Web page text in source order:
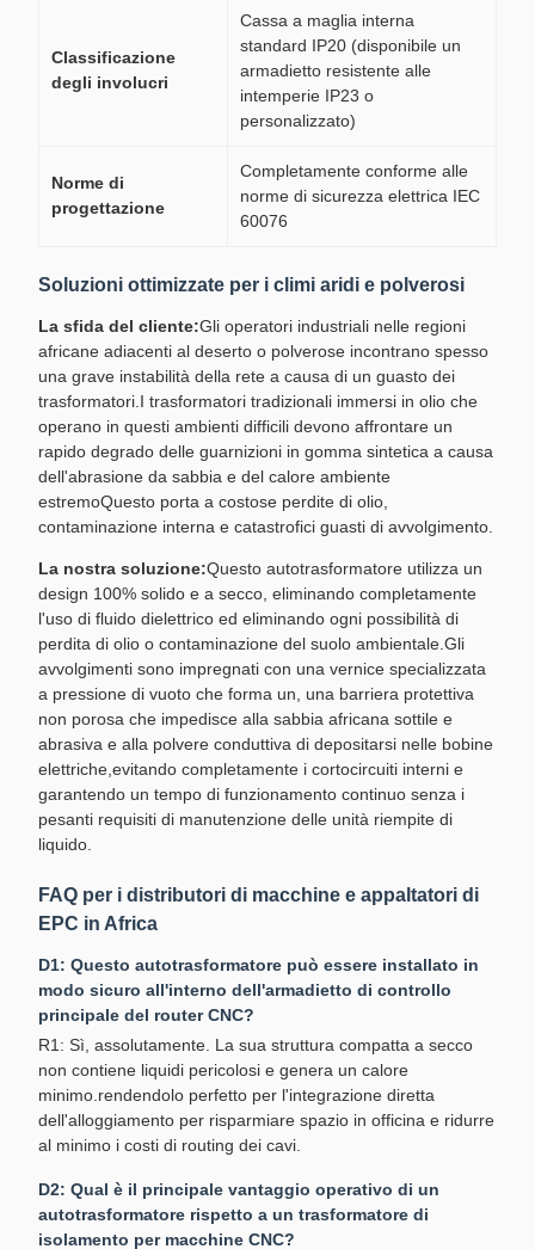
Classificazione
degli involucri
Cassa a maglia interna
standard IP20 (disponibile un
armadietto resistente alle
intemperie IP23 o
personalizzato)
Norme di
progettazione
Completamente conforme alle
norme di sicurezza elettrica IEC
60076
Soluzioni ottimizzate per i climi aridi e polverosi
La sfida del cliente:Gli operatori industriali nelle regioni
africane adiacenti al deserto o polverose incontrano spesso
una grave instabilità della rete a causa di un guasto dei
trasformatori.I trasformatori tradizionali immersi in olio che
operano in questi ambienti difficili devono affrontare un
rapido degrado delle guarnizioni in gomma sintetica a causa
dell'abrasione da sabbia e del calore ambiente
estremoQuesto porta a costose perdite di olio,
contaminazione interna e catastrofici guasti di avvolgimento.
La nostra soluzione:Questo autotrasformatore utilizza un
design 100% solido e a secco, eliminando completamente
l'uso di fluido dielettrico ed eliminando ogni possibilità di
perdita di olio o contaminazione del suolo ambientale.Gli
avvolgimenti sono impregnati con una vernice specializzata
a pressione di vuoto che forma un, una barriera protettiva
non porosa che impedisce alla sabbia africana sottile e
abrasiva e alla polvere conduttiva di depositarsi nelle bobine
elettriche,evitando completamente i cortocircuiti interni e
garantendo un tempo di funzionamento continuo senza i
pesanti requisiti di manutenzione delle unità riempite di
liquido.
FAQ per i distributori di macchine e appaltatori di
EPC in Africa
D1: Questo autotrasformatore può essere installato in
modo sicuro all'interno dell'armadietto di controllo
principale del router CNC?
R1: Sì, assolutamente. La sua struttura compatta a secco
non contiene liquidi pericolosi e genera un calore
minimo.rendendolo perfetto per l'integrazione diretta
dell'alloggiamento per risparmiare spazio in officina e ridurre
al minimo i costi di routing dei cavi.
D2: Qual è il principale vantaggio operativo di un
autotrasformatore rispetto a un trasformatore di
isolamento per macchine CNC?